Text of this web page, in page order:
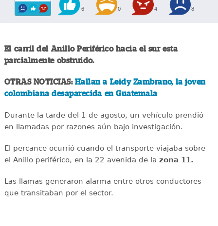
6 0 4 8
El carril del Anillo Periférico hacia el sur esta
parcialmente obstruido.
OTRAS NOTICIAS:Hallan a Leidy Zambrano, la joven
colombiana desaparecida en Guatemala
Durante la tarde del 1 de agosto, un vehículo prendió
en llamadas por razones aún bajo investigación.
El percance ocurrió cuando el transporte viajaba sobre
el Anillo periférico, en la 22 avenida de la zona 11.
Las llamas generaron alarma entre otros conductores
que transitaban por el sector.